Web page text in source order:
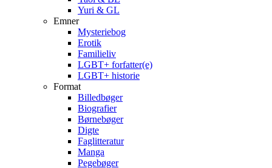
Yuri & GL
Emner
Mysteriebog
Erotik
Familieliv
LGBT+ forfatter(e)
LGBT+ historie
Format
Billedbøger
Biografier
Børnebøger
Digte
Faglitteratur
Manga
Pegebøger